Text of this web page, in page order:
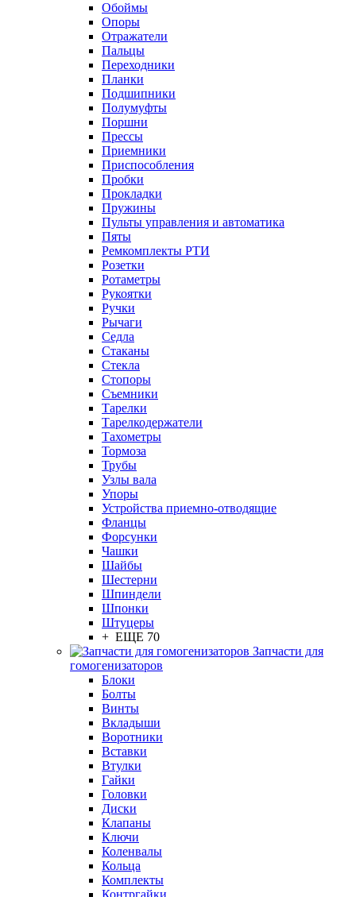
Обоймы
Опоры
Отражатели
Пальцы
Переходники
Планки
Подшипники
Полумуфты
Поршни
Прессы
Приемники
Приспособления
Пробки
Прокладки
Пружины
Пульты управления и автоматика
Пяты
Ремкомплекты РТИ
Розетки
Ротаметры
Рукоятки
Ручки
Рычаги
Седла
Стаканы
Стекла
Стопоры
Съемники
Тарелки
Тарелкодержатели
Тахометры
Тормоза
Трубы
Узлы вала
Упоры
Устройства приемно-отводящие
Фланцы
Форсунки
Чашки
Шайбы
Шестерни
Шпиндели
Шпонки
Штуцеры
+ ЕЩЕ 70
Запчасти для
гомогенизаторов
Блоки
Болты
Винты
Вкладыши
Воротники
Вставки
Втулки
Гайки
Головки
Диски
Клапаны
Ключи
Коленвалы
Кольца
Комплекты
Контргайки